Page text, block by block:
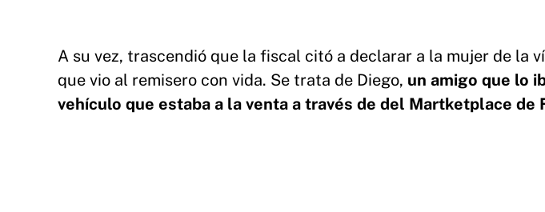
A su vez, trascendió que la fiscal citó a declarar a la mujer de la
que vio al remisero con vida. Se trata de Diego, un amigo que lo
vehículo que estaba a la venta a través de del Martketplace de